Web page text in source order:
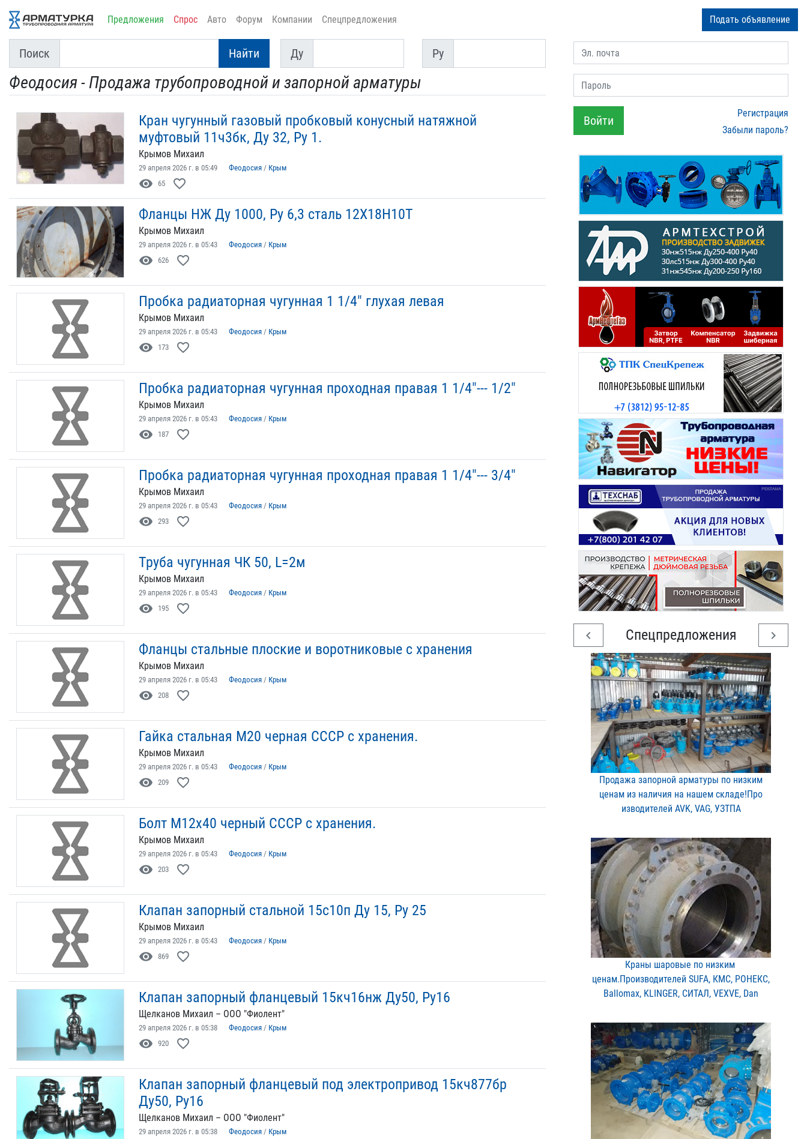
Предложения Спрос Авто Форум Компании Спецпредложения Подать объявление
Поиск Найти
Ду
Ду
Py
Py
Феодосия - Продажа трубопроводной и запорной арматуры
Кран чугунный газовый пробковый конусный натяжной
муфтовый 11ч3бк, Ду 32, Ру 1.
Крымов Михаил
29 апреля 2026 г. в 05:49 Феодосия / Крым
visibility 65 favorite_border
Фланцы НЖ Ду 1000, Ру 6,3 сталь 12Х18Н10Т
Крымов Михаил
29 апреля 2026 г. в 05:43 Феодосия / Крым
visibility 626 favorite_border
Пробка радиаторная чугунная 1 1/4" глухая левая
Крымов Михаил
29 апреля 2026 г. в 05:43 Феодосия / Крым
visibility 173 favorite_border
Пробка радиаторная чугунная проходная правая 1 1/4"--- 1/2"
Крымов Михаил
29 апреля 2026 г. в 05:43 Феодосия / Крым
visibility 187 favorite_border
Пробка радиаторная чугунная проходная правая 1 1/4"--- 3/4"
Крымов Михаил
29 апреля 2026 г. в 05:43 Феодосия / Крым
visibility 293 favorite_border
Труба чугунная ЧК 50, L=2м
Крымов Михаил
29 апреля 2026 г. в 05:43 Феодосия / Крым
visibility 195 favorite_border
Фланцы стальные плоские и воротниковые с хранения
Крымов Михаил
29 апреля 2026 г. в 05:43 Феодосия / Крым
visibility 208 favorite_border
Гайка стальная М20 черная СССР с хранения.
Крымов Михаил
29 апреля 2026 г. в 05:43 Феодосия / Крым
visibility 209 favorite_border
Болт М12х40 черный СССР с хранения.
Крымов Михаил
29 апреля 2026 г. в 05:43 Феодосия / Крым
visibility 203 favorite_border
Клапан запорный стальной 15с10п Ду 15, Ру 25
Крымов Михаил
29 апреля 2026 г. в 05:43 Феодосия / Крым
visibility 869 favorite_border
Клапан запорный фланцевый 15кч16нж Ду50, Ру16
Щелканов Михаил – ООО "Фиолент"
29 апреля 2026 г. в 05:38 Феодосия / Крым
visibility 920 favorite_border
Клапан запорный фланцевый под электропривод 15кч877бр
Ду50, Ру16
Щелканов Михаил – ООО "Фиолент"
29 апреля 2026 г. в 05:38 Феодосия / Крым
Эл. почта
Пароль
Войти
Регистрация
Забыли пароль?
chevron_left Спецпредложения chevron_right
Продажа запорной арматур​ы по низким
ценам из нал​ичия на нашем складе!Про​
изводителей AVK, VAG, УЗ​ТПА
Краны шаровые по низким ​
ценам.Производителей SUF​A, КМС, РОНЕКС,
Ballomax​, KLINGER, СИТАЛ, VEXVE,​ Dan